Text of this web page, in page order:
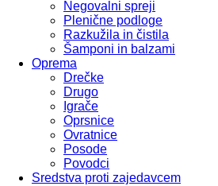
Negovalni spreji
Plenične podloge
Razkužila in čistila
Šamponi in balzami
Oprema
Drečke
Drugo
Igrače
Oprsnice
Ovratnice
Posode
Povodci
Sredstva proti zajedavcem